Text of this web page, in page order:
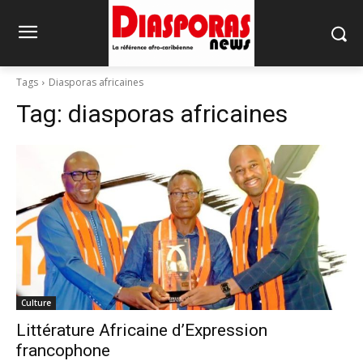
Tags Diasporas africaines
Tag: diasporas africaines
Culture
Littérature Africaine d’Expression
francophone